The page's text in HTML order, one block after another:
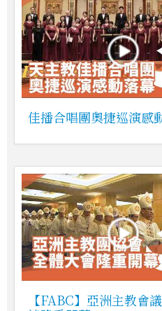
佳播合唱團奧捷巡演感
【FABC】亞洲主教會